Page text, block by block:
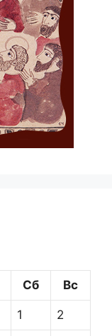
Сб Вс
1 2